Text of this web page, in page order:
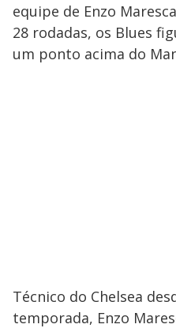
equipe de Enzo
28 rodadas, os Blues
um ponto acima do
Técnico do Chelsea
temporada, Enzo